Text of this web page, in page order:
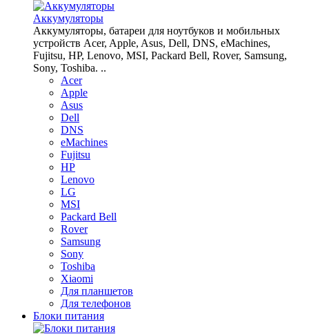
Аккумуляторы
Аккумуляторы, батареи для ноутбуков и мобильных
устройств Acer, Apple, Asus, Dell, DNS, eMachines,
Fujitsu, HP, Lenovo, MSI, Packard Bell, Rover, Samsung,
Sony, Toshiba. ..
Acer
Apple
Asus
Dell
DNS
eMachines
Fujitsu
HP
Lenovo
LG
MSI
Packard Bell
Rover
Samsung
Sony
Toshiba
Xiaomi
Для планшетов
Для телефонов
Блоки питания